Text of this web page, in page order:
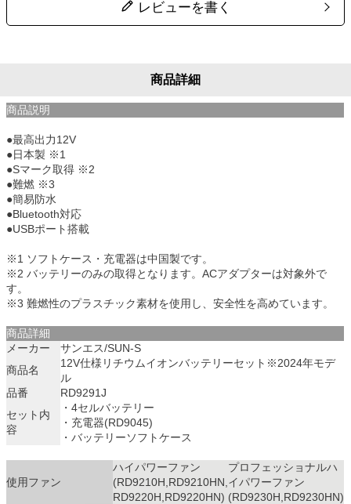
レビューを書く
商品詳細
商品説明
●最高出力12V
●日本製 ※1
●Sマーク取得 ※2
●難燃 ※3
●簡易防水
●Bluetooth対応
●USBポート搭載
※1 ソフトケース・充電器は中国製です。
※2 バッテリーのみの取得となります。ACアダプターは対象外で
す。
※3 難燃性のプラスチック素材を使用し、安全性を高めています。
商品詳細
メーカー
サンエス/SUN-S
商品名
12V仕様リチウムイオンバッテリーセット※2024年モデ
ル
品番
RD9291J
セット内
容
・4セルバッテリー
・充電器(RD9045)
・バッテリーソフトケース
使用ファン
ハイパワーファン
(RD9210H,RD9210HN,
RD9220H,RD9220HN)
プロフェッショナルハ
イパワーファン
(RD9230H,RD9230HN)